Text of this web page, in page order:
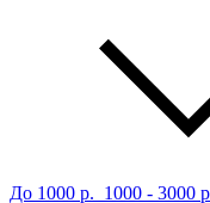
До 1000 р. 1000 - 3000